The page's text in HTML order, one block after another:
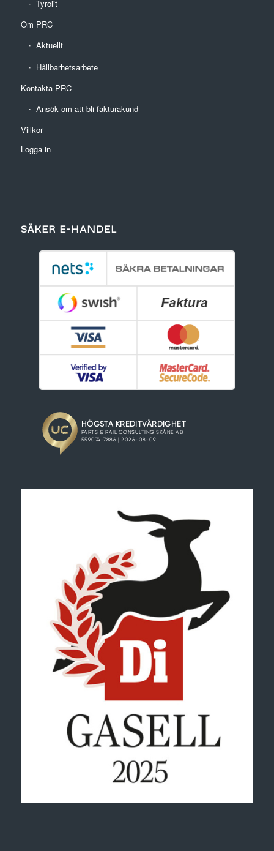
Tyrolit
Om PRC
Aktuellt
Hållbarhetsarbete
Kontakta PRC
Ansök om att bli fakturakund
Villkor
Logga in
SÄKER E-HANDEL